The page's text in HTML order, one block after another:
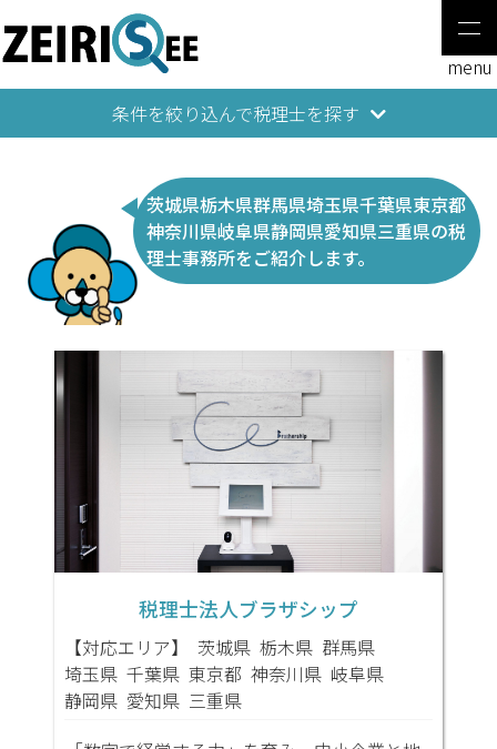
条件を絞り込んで税理士を探す
茨城県栃木県群馬県埼玉県千葉県東京都
神奈川県岐阜県静岡県愛知県三重県の税
理士事務所をご紹介します。
税理士法人ブラザシップ
【対応エリア】 茨城県 栃木県 群馬県
埼玉県 千葉県 東京都 神奈川県 岐阜県
静岡県 愛知県 三重県